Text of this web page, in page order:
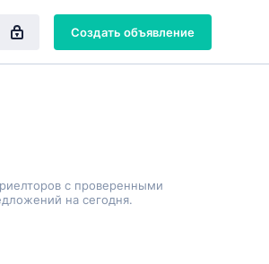
Создать объявление
с проверенными
на сегодня.